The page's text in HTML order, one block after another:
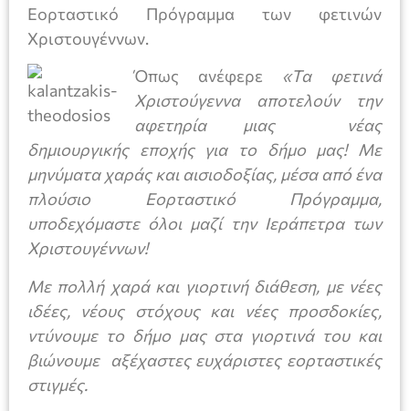
Εορταστικό Πρόγραμμα των φετινών
Χριστουγέννων.
Όπως ανέφερε «Τα φετινά
Χριστούγεννα αποτελούν την
αφετηρία μιας νέας
δημιουργικής εποχής για το δήμο μας! Με
μηνύματα χαράς και αισιοδοξίας, μέσα από ένα
πλούσιο Εορταστικό Πρόγραμμα,
υποδεχόμαστε όλοι μαζί την Ιεράπετρα των
Χριστουγέννων!
Με πολλή χαρά και γιορτινή διάθεση, με νέες
ιδέες, νέους στόχους και νέες προσδοκίες,
ντύνουμε το δήμο μας στα γιορτινά του και
βιώνουμε αξέχαστες ευχάριστες εορταστικές
στιγμές.